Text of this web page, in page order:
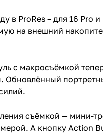
в ProRes – для 16
на внешний
с макросъёмкой
Обновлённый
съёмкой — мини-
А кнопку Action